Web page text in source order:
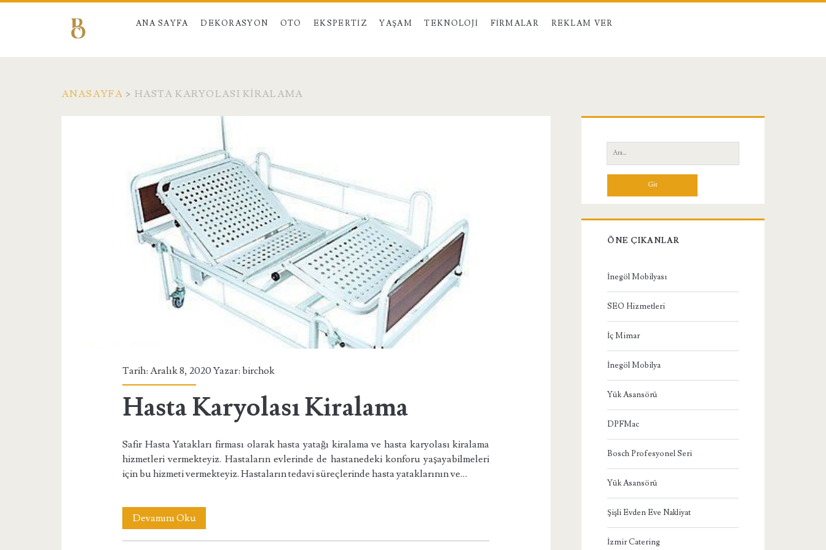
ANA SAYFA DEKORASYON OTO EKSPERTIZ YAŞAM TEKNOLOJI FIRMALAR REKLAM VER
ANASAYFA > HASTA KARYOLASI KIRALAMA
<span>HASTA
Karyolası
Kiralama</span>
Tarih: Aralık 8, 2020 Yazar:birchok
Hasta Karyolası Kiralama
Safir Hasta Yatakları firması olarak hasta yatağı kiralama ve hasta karyolası kiralama
hizmetleri vermekteyiz. Hastaların evlerinde de hastanedeki konforu yaşayabilmeleri
için bu hizmeti vermekteyiz. Hastaların tedavi süreçlerinde hasta yataklarının ve…
Devamını OkuHasta
Karyolası
Yan
Menü
Ara:
ÖNE ÇIKANLAR
İnegöl Mobilyası
SEO Hizmetleri
İç Mimar
İnegöl Mobilya
Yük Asansörü
DPFMac
Bosch Profesyonel Seri
Yük Asansörü
Şişli Evden Eve Nakliyat
İzmir Catering